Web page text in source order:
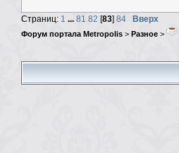
Страниц: 1 ... 81 82 [83] 84 Вверх
Форум портала Metropolis > Разное >